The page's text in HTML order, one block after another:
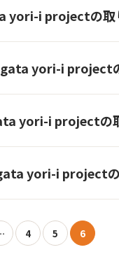
i projectの取
yori-i project
yori-i projectの
yori-i project
4 5 6